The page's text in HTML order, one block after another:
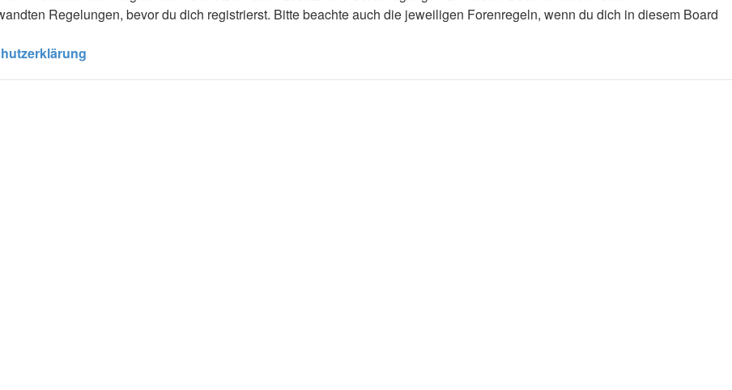
Regelungen, bevor du dich registrierst. Bitte beachte auch die jeweiligen Forenregeln, wenn du dich in diesem Board